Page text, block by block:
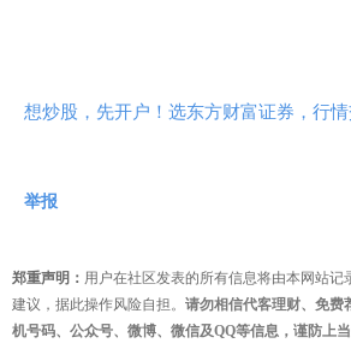
想炒股，先开户！选东方财富证券，行
举报
郑重声明： 用户在社区发表的所有信息将由本网站
建议，据此操作风险自担。 请勿相信代客理财、免费
机号码、公众号、微博、微信及QQ等信息，谨防上当